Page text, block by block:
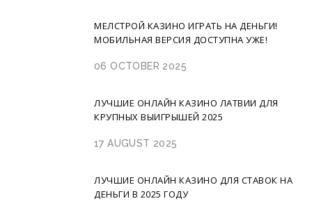
МЕЛСТРОЙ КАЗИНО ИГРАТЬ НА ДЕНЬГИ!
МОБИЛЬНАЯ ВЕРСИЯ ДОСТУПНА УЖЕ!
06 OCTOBER 2025
ЛУЧШИЕ ОНЛАЙН КАЗИНО ЛАТВИИ ДЛЯ
КРУПНЫХ ВЫИГРЫШЕЙ 2025
17 AUGUST 2025
ЛУЧШИЕ ОНЛАЙН КАЗИНО ДЛЯ СТАВОК НА
ДЕНЬГИ В 2025 ГОДУ